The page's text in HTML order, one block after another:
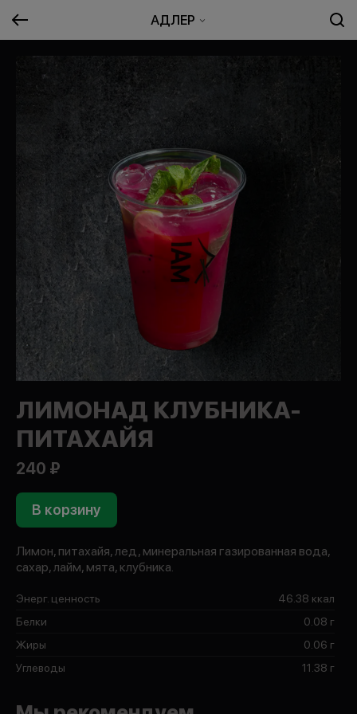
АДЛЕР
ЛИМОНАД КЛУБНИКА-
ПИТАХАЙЯ
240 ₽
В корзину
Лимон, питахайя, лед, минеральная газированная вода,
сахар, лайм, мята, клубника.
Энерг. ценность
46.38 ккал
Белки
0.08 г
Жиры
0.06 г
Углеводы
11.38 г